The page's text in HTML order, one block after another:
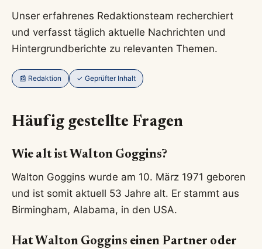
Unser erfahrenes Redaktionsteam recherchiert
und verfasst täglich aktuelle Nachrichten und
Hintergrundberichte zu relevanten Themen.
📰 Redaktion ✓ Geprüfter Inhalt
Häufig gestellte Fragen
Wie alt ist Walton Goggins?
Walton Goggins wurde am 10. März 1971 geboren
und ist somit aktuell 53 Jahre alt. Er stammt aus
Birmingham, Alabama, in den USA.
Hat Walton Goggins einen Partner oder